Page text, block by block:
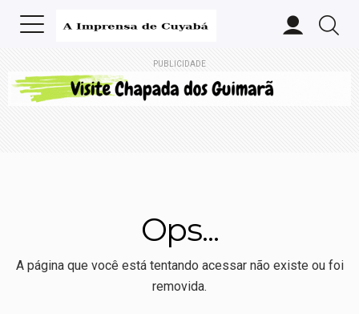
PUBLICIDADE
Ops...
A página que você está tentando acessar não existe ou foi
removida.